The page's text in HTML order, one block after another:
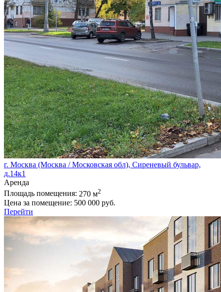
г. Москва (Москва / Московская обл), Сиреневый бульвар,
д.14к1
Аренда
Площадь помещения: 270 м2
Цена за помещение: 500 000 руб.
Перейти